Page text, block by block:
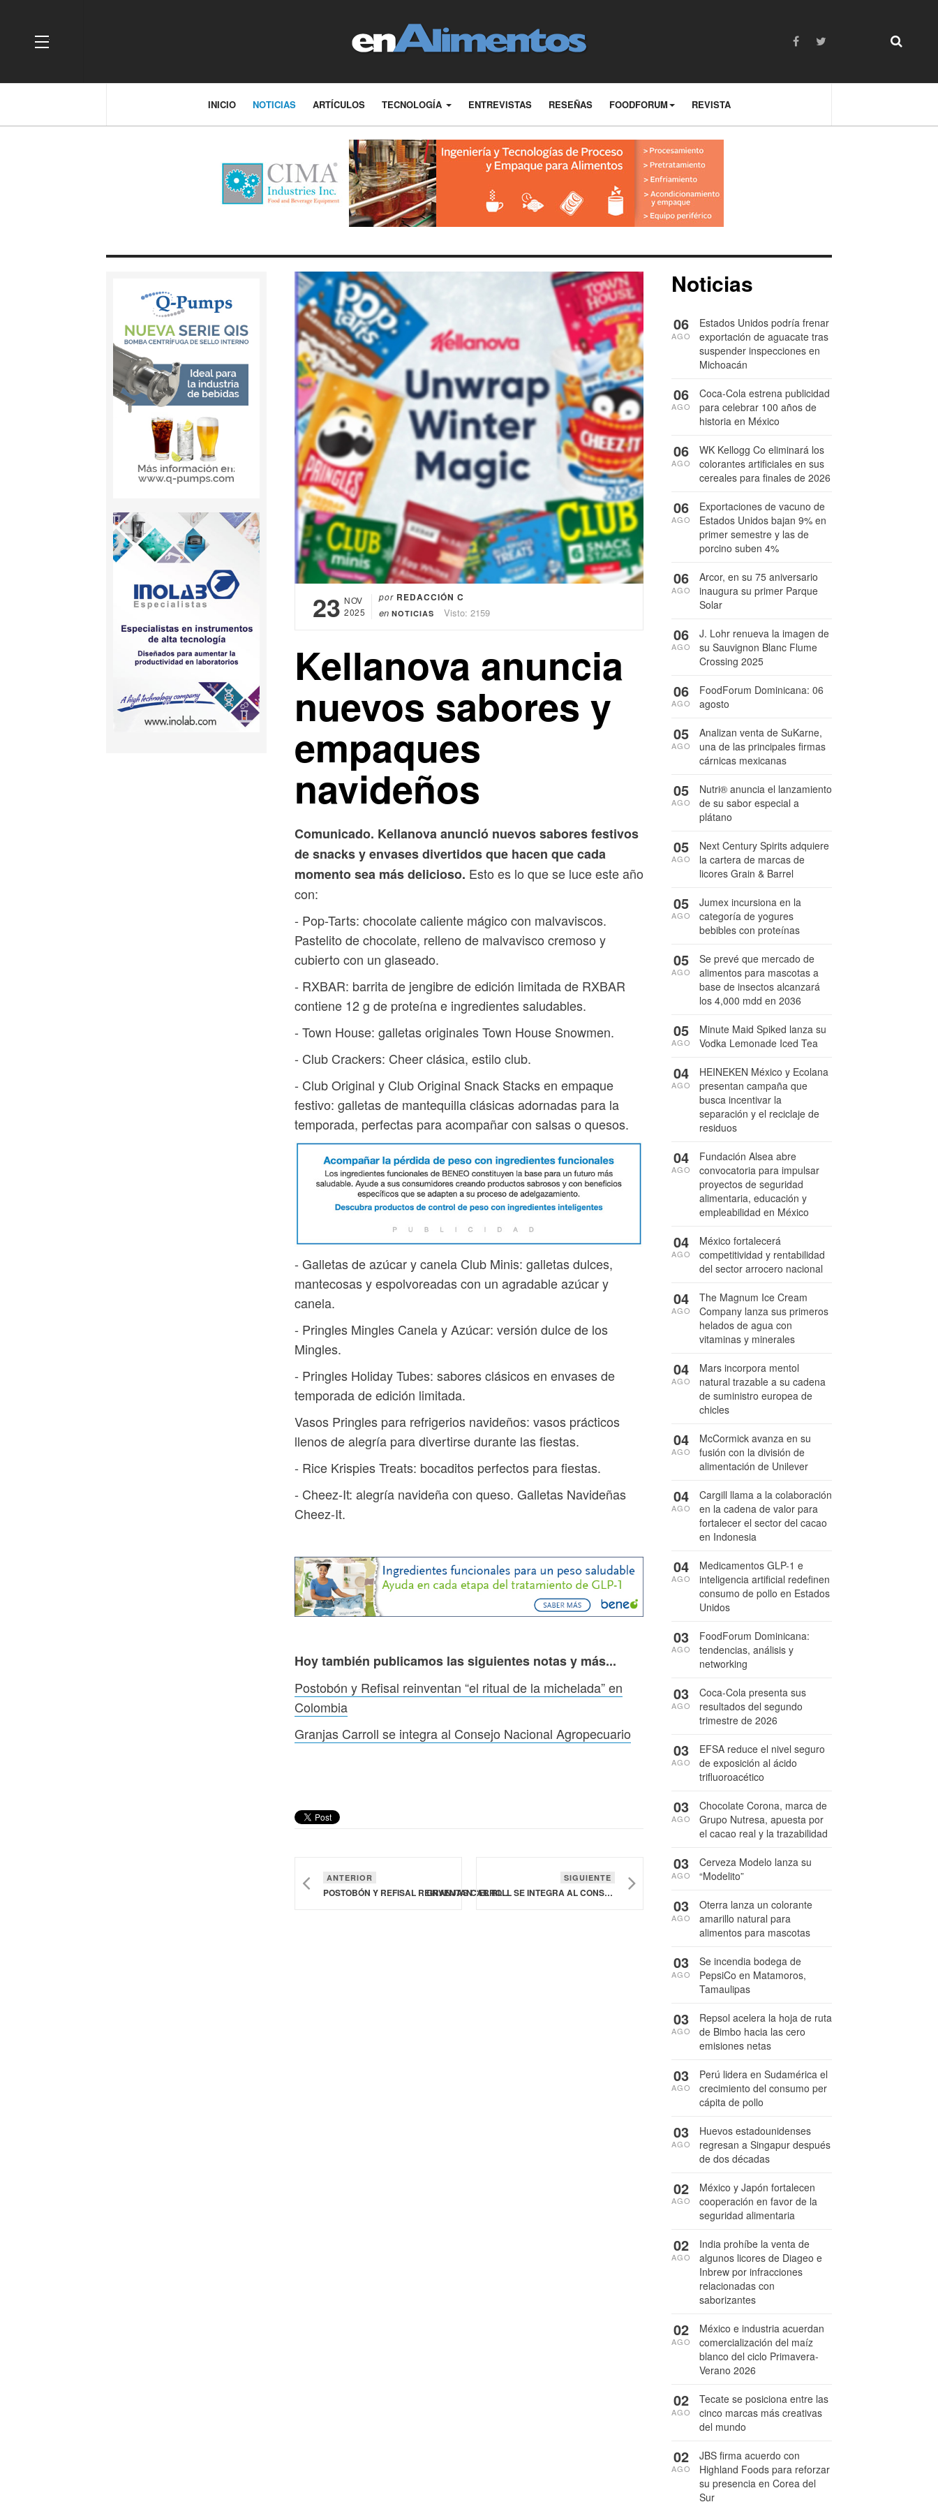
OFF CANVAS
INICIO NOTICIAS ARTÍCULOS TECNOLOGÍA ENTREVISTAS RESEÑAS FOODFORUM REVISTA
23 NOV
2025
por REDACCIÓN C
en NOTICIAS Visto: 2159
Kellanova anuncia
nuevos sabores y
empaques
navideños
Comunicado. Kellanova anunció nuevos sabores festivos
de snacks y envases divertidos que hacen que cada
momento sea más delicioso. Esto es lo que se luce este año
con:
- Pop-Tarts: chocolate caliente mágico con malvaviscos.
Pastelito de chocolate, relleno de malvavisco cremoso y
cubierto con un glaseado.
- RXBAR: barrita de jengibre de edición limitada de RXBAR
contiene 12 g de proteína e ingredientes saludables.
- Town House: galletas originales Town House Snowmen.
- Club Crackers: Cheer clásica, estilo club.
- Club Original y Club Original Snack Stacks en empaque
festivo: galletas de mantequilla clásicas adornadas para la
temporada, perfectas para acompañar con salsas o quesos.
- Galletas de azúcar y canela Club Minis: galletas dulces,
mantecosas y espolvoreadas con un agradable azúcar y
canela.
- Pringles Mingles Canela y Azúcar: versión dulce de los
Mingles.
- Pringles Holiday Tubes: sabores clásicos en envases de
temporada de edición limitada.
Vasos Pringles para refrigerios navideños: vasos prácticos
llenos de alegría para divertirse durante las fiestas.
- Rice Krispies Treats: bocaditos perfectos para fiestas.
- Cheez-It: alegría navideña con queso. Galletas Navideñas
Cheez-It.
Hoy también publicamos las siguientes notas y más...
Postobón y Refisal reinventan “el ritual de la michelada” en
Colombia
Granjas Carroll se integra al Consejo Nacional Agropecuario
ANTERIOR
POSTOBÓN Y REFISAL REINVENTAN “EL RITUAL DE LA MICHELADA” EN COLOMBIA
SIGUIENTE
GRANJAS CARROLL SE INTEGRA AL CONSEJO NACIONAL AGROPECUARIO
Noticias
Estados Unidos podría frenar
exportación de aguacate tras
suspender inspecciones en
Michoacán
06
AGO
Coca-Cola estrena publicidad
para celebrar 100 años de
historia en México
06
AGO
WK Kellogg Co eliminará los
colorantes artificiales en sus
cereales para finales de 2026
06
AGO
Exportaciones de vacuno de
Estados Unidos bajan 9% en
primer semestre y las de
porcino suben 4%
06
AGO
Arcor, en su 75 aniversario
inaugura su primer Parque
Solar
06
AGO
J. Lohr renueva la imagen de
su Sauvignon Blanc Flume
Crossing 2025
06
AGO
FoodForum Dominicana: 06
agosto
06
AGO
Analizan venta de SuKarne,
una de las principales firmas
cárnicas mexicanas
05
AGO
Nutri® anuncia el lanzamiento
de su sabor especial a
plátano
05
AGO
Next Century Spirits adquiere
la cartera de marcas de
licores Grain & Barrel
05
AGO
Jumex incursiona en la
categoría de yogures
bebibles con proteínas
05
AGO
Se prevé que mercado de
alimentos para mascotas a
base de insectos alcanzará
los 4,000 mdd en 2036
05
AGO
Minute Maid Spiked lanza su
Vodka Lemonade Iced Tea
05
AGO
HEINEKEN México y Ecolana
presentan campaña que
busca incentivar la
separación y el reciclaje de
residuos
04
AGO
Fundación Alsea abre
convocatoria para impulsar
proyectos de seguridad
alimentaria, educación y
empleabilidad en México
04
AGO
México fortalecerá
competitividad y rentabilidad
del sector arrocero nacional
04
AGO
The Magnum Ice Cream
Company lanza sus primeros
helados de agua con
vitaminas y minerales
04
AGO
Mars incorpora mentol
natural trazable a su cadena
de suministro europea de
chicles
04
AGO
McCormick avanza en su
fusión con la división de
alimentación de Unilever
04
AGO
Cargill llama a la colaboración
en la cadena de valor para
fortalecer el sector del cacao
en Indonesia
04
AGO
Medicamentos GLP-1 e
inteligencia artificial redefinen
consumo de pollo en Estados
Unidos
04
AGO
FoodForum Dominicana:
tendencias, análisis y
networking
03
AGO
Coca-Cola presenta sus
resultados del segundo
trimestre de 2026
03
AGO
EFSA reduce el nivel seguro
de exposición al ácido
trifluoroacético
03
AGO
Chocolate Corona, marca de
Grupo Nutresa, apuesta por
el cacao real y la trazabilidad
03
AGO
Cerveza Modelo lanza su
“Modelito”
03
AGO
Oterra lanza un colorante
amarillo natural para
alimentos para mascotas
03
AGO
Se incendia bodega de
PepsiCo en Matamoros,
Tamaulipas
03
AGO
Repsol acelera la hoja de ruta
de Bimbo hacia las cero
emisiones netas
03
AGO
Perú lidera en Sudamérica el
crecimiento del consumo per
cápita de pollo
03
AGO
Huevos estadounidenses
regresan a Singapur después
de dos décadas
03
AGO
México y Japón fortalecen
cooperación en favor de la
seguridad alimentaria
02
AGO
India prohíbe la venta de
algunos licores de Diageo e
Inbrew por infracciones
relacionadas con
saborizantes
02
AGO
México e industria acuerdan
comercialización del maíz
blanco del ciclo Primavera-
Verano 2026
02
AGO
Tecate se posiciona entre las
cinco marcas más creativas
del mundo
02
AGO
JBS firma acuerdo con
Highland Foods para reforzar
su presencia en Corea del
Sur
02
AGO